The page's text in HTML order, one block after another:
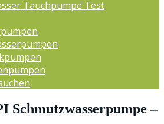
Tauchpumpe Test
Schmutzwasserpumpe –